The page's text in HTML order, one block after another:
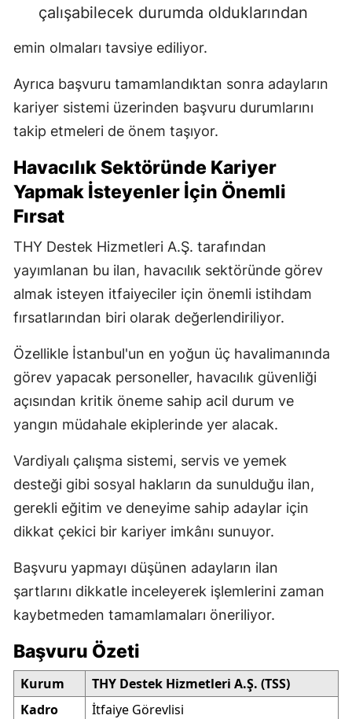
çalışabilecek durumda olduklarından
emin olmaları tavsiye ediliyor.
Ayrıca başvuru tamamlandıktan sonra adayların
kariyer sistemi üzerinden başvuru durumlarını
takip etmeleri de önem taşıyor.
Havacılık Sektöründe Kariyer
Yapmak İsteyenler İçin Önemli
Fırsat
THY Destek Hizmetleri A.Ş. tarafından
yayımlanan bu ilan, havacılık sektöründe görev
almak isteyen itfaiyeciler için önemli istihdam
fırsatlarından biri olarak değerlendiriliyor.
Özellikle İstanbul'un en yoğun üç havalimanında
görev yapacak personeller, havacılık güvenliği
açısından kritik öneme sahip acil durum ve
yangın müdahale ekiplerinde yer alacak.
Vardiyalı çalışma sistemi, servis ve yemek
desteği gibi sosyal hakların da sunulduğu ilan,
gerekli eğitim ve deneyime sahip adaylar için
dikkat çekici bir kariyer imkânı sunuyor.
Başvuru yapmayı düşünen adayların ilan
şartlarını dikkatle inceleyerek işlemlerini zaman
kaybetmeden tamamlamaları öneriliyor.
Başvuru Özeti
Kurum
THY Destek Hizmetleri A.Ş. (TSS)
Kadro
İtfaiye Görevlisi